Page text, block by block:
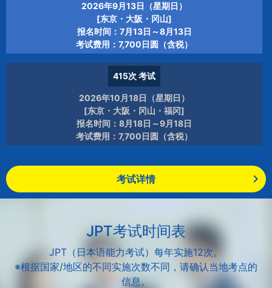
2026年9月13日（星期日）
[东京・大阪・冈山]
报名时间：7月13日～8月13日
考试费用：7,700日圆（含税）
415次 考试
2026年10月18日（星期日）
[东京・大阪・冈山・福冈]
报名时间：8月18日～9月18日
考试费用：7,700日圆（含税）
考试详情
JPT考试时间表
JPT（日本语能力考试）每年实施12次。
※根据国家/地区的不同实施次数不同，请确认当地考点的
信息。